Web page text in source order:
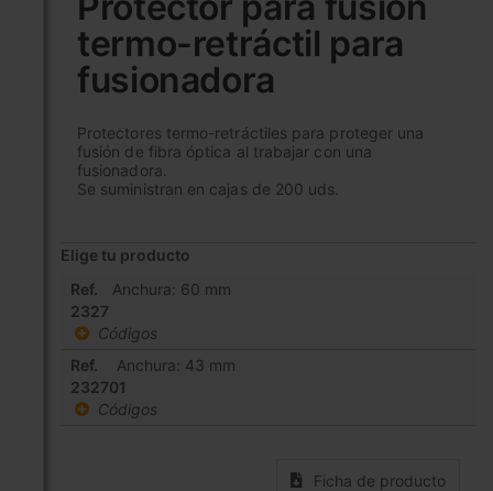
termo-retráctil para
fusionadora
Protectores termo-retráctiles para proteger una
fusión de fibra óptica al trabajar con una
fusionadora.
Se suministran en cajas de 200 uds.
Elige tu producto
Elementos
de
artículos
Ref.
2327
Anchura: 60 mm
Códigos
Ref.
232701
Anchura: 43 mm
Códigos
Ficha de producto
comienzo
de
la
galería
imágenes